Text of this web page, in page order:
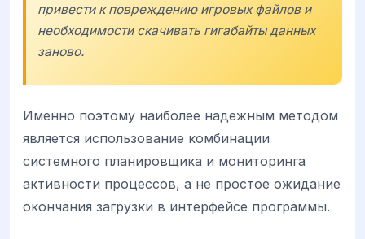
привести к повреждению игровых файлов и
необходимости скачивать гигабайты данных
заново.
Именно поэтому наиболее надежным методом
является использование комбинации
системного планировщика и мониторинга
активности процессов, а не простое ожидание
окончания загрузки в интерфейсе программы.